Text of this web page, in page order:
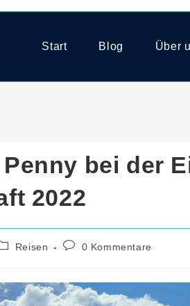
Start Blog Über
bei der
2022
Reisen
Beitrags-
0 Kommentare